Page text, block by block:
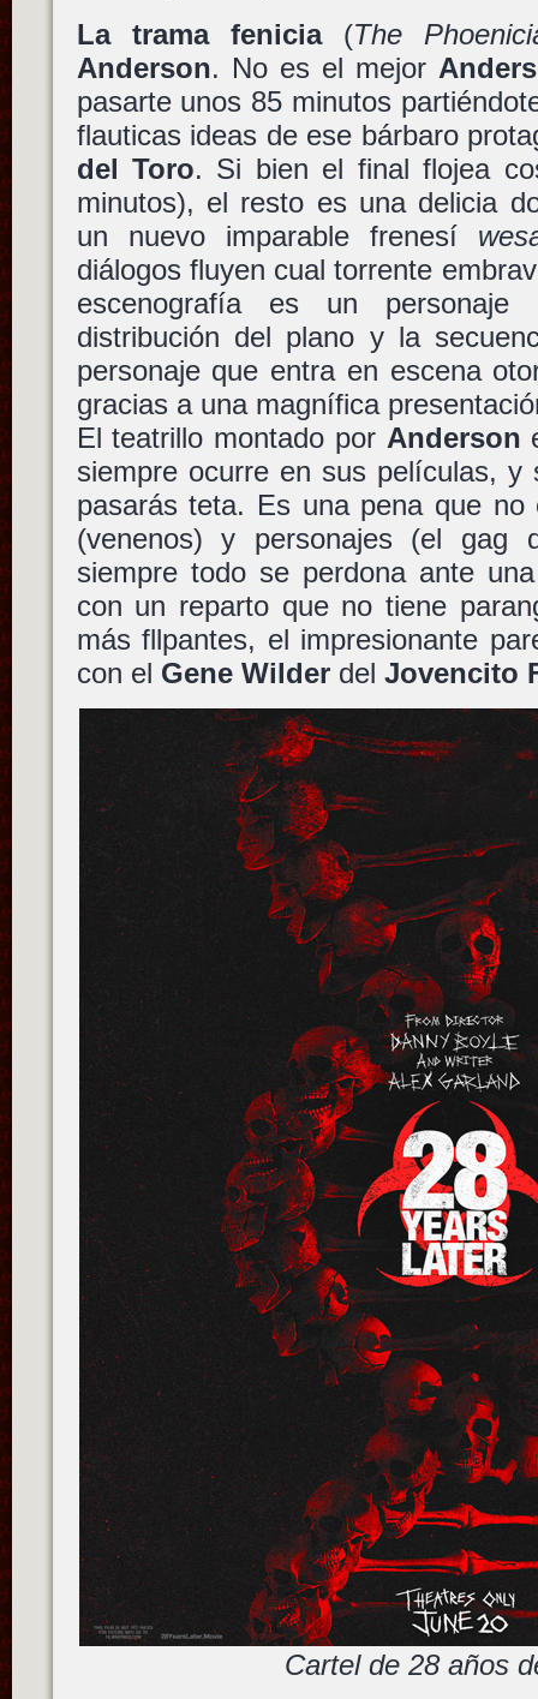
La trama fenicia(The
Anderson. No es el mejor
pasarte unos 85 minutos
flauticas ideas de ese bárbaro
del Toro. Si bien el final flojea
minutos), el resto es una delicia
un nuevo imparable frenesí
diálogos fluyen cual torrente
escenografía es un
distribución del plano y la
personaje que entra en escena
gracias a una magnífica
El teatrillo montado por Anderson
siempre ocurre en sus películas,
pasarás teta. Es una pena que no
(venenos) y personajes (el gag
siempre todo se perdona ante
con un reparto que no tiene
más fllpantes, el impresionante
con el Gene Wilderdel Jovencito
Cartel de 28 años